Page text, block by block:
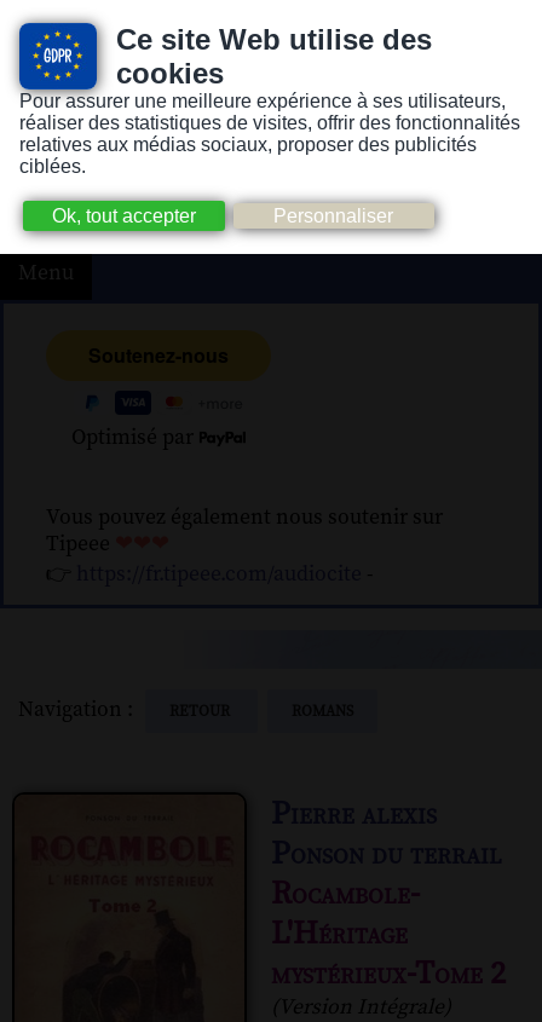
Ce site Web utilise des
cookies
Pour assurer une meilleure expérience à ses utilisateurs,
réaliser des statistiques de visites, offrir des fonctionnalités
relatives aux médias sociaux, proposer des publicités
ciblées.
Version pour personnes mal-voyantes ou non-voyantes
Menu
Optimisé par
Vous pouvez également nous soutenir sur
Tipeee
👉
-
Navigation :
Rocambole-
L'Héritage
mystérieux-Tome 2
(Version Intégrale)